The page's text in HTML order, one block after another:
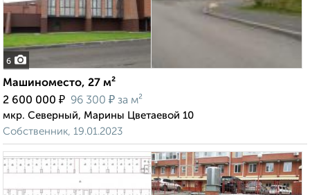
6
Машиноместо, 27 м²
2 600 000 ₽ 96 300 ₽ за м²
мкр. Северный, Марины Цветаевой 10
Собственник, 19.01.2023